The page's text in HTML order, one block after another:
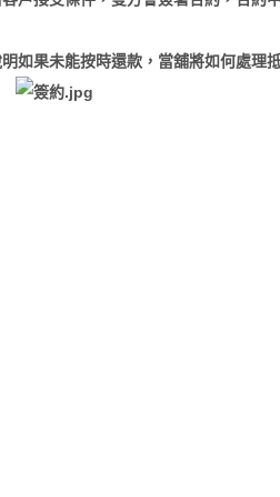
如果未能按時還款，當舖將如何處理